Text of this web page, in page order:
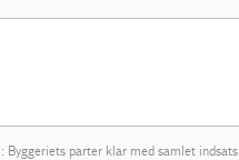
Byggeriets parter klar med samlet